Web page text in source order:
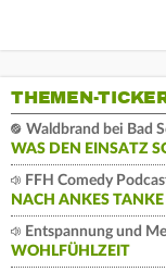
THEMEN-
Waldbrand bei Bad
WAS DEN EINSATZ
FFH Comedy
NACH ANKES
Entspannung und
WOHLFÜHLZEIT